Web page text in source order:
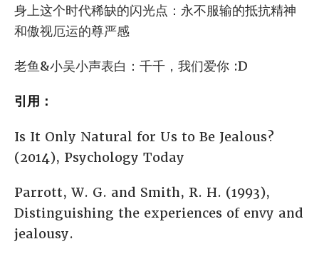
身上这个时代稀缺的闪光点：永不服输的抵抗精神
和傲视厄运的尊严感
老鱼&小吴小声表白：千千，我们爱你 :D
引用：
Is It Only Natural for Us to Be Jealous?
(2014), Psychology Today
Parrott, W. G. and Smith, R. H. (1993),
Distinguishing the experiences of envy and
jealousy.